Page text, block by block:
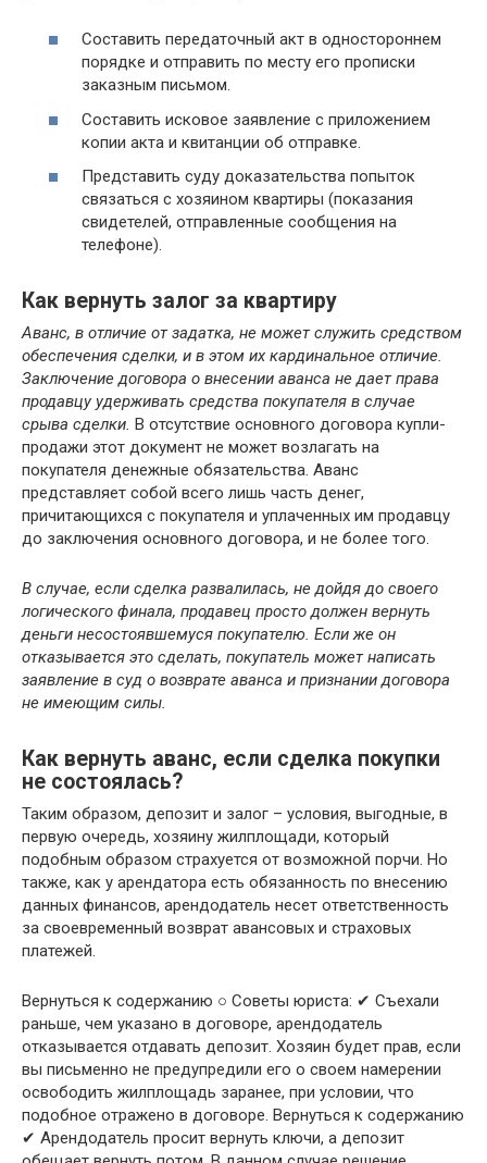
Составить передаточный акт в одностороннем
порядке и отправить по месту его прописки
заказным письмом.
Составить исковое заявление с приложением
копии акта и квитанции об отправке.
Представить суду доказательства попыток
связаться с хозяином квартиры (показания
свидетелей, отправленные сообщения на
телефоне).
Как вернуть залог за квартиру
Аванс, в отличие от задатка, не может служить средством
обеспечения сделки, и в этом их кардинальное отличие.
Заключение договора о внесении аванса не дает права
продавцу удерживать средства покупателя в случае
срыва сделки. В отсутствие основного договора купли-
продажи этот документ не может возлагать на
покупателя денежные обязательства. Аванс
представляет собой всего лишь часть денег,
причитающихся с покупателя и уплаченных им продавцу
до заключения основного договора, и не более того.
В случае, если сделка развалилась, не дойдя до своего
логического финала, продавец просто должен вернуть
деньги несостоявшемуся покупателю. Если же он
отказывается это сделать, покупатель может написать
заявление в суд о возврате аванса и признании договора
не имеющим силы.
Как вернуть аванс, если сделка покупки
не состоялась?
Таким образом, депозит и залог – условия, выгодные, в
первую очередь, хозяину жилплощади, который
подобным образом страхуется от возможной порчи. Но
также, как у арендатора есть обязанность по внесению
данных финансов, арендодатель несет ответственность
за своевременный возврат авансовых и страховых
платежей.
Вернуться к содержанию ○ Советы юриста: ✔ Съехали
раньше, чем указано в договоре, арендодатель
отказывается отдавать депозит. Хозяин будет прав, если
вы письменно не предупредили его о своем намерении
освободить жилплощадь заранее, при условии, что
подобное отражено в договоре. Вернуться к содержанию
✔ Арендодатель просит вернуть ключи, а депозит